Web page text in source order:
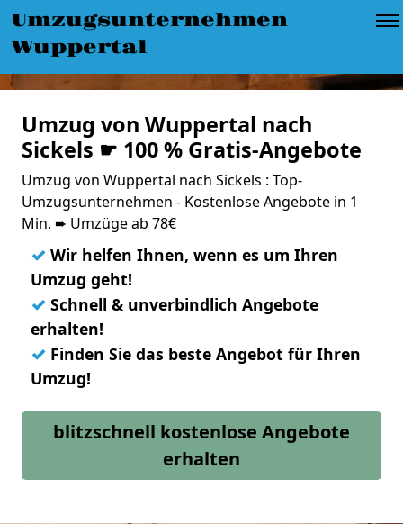
Umzugsunternehmen
Wuppertal
Umzug von Wuppertal nach
Sickels ☛ 100 % Gratis-Angebote
Umzug von Wuppertal nach Sickels : Top-
Umzugsunternehmen - Kostenlose Angebote in 1
Min. ➨ Umzüge ab 78€
✓ Wir helfen Ihnen, wenn es um Ihren
Umzug geht!
✓ Schnell & unverbindlich Angebote
erhalten!
✓ Finden Sie das beste Angebot für Ihren
Umzug!
blitzschnell kostenlose Angebote
erhalten